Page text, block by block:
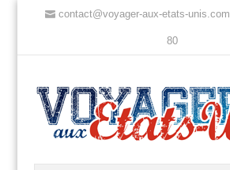
contact@voyager-aux-etats-unis.com
80